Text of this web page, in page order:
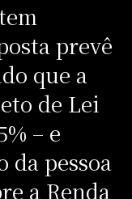
prevê
que a
de Lei
– e
pessoa
a Renda